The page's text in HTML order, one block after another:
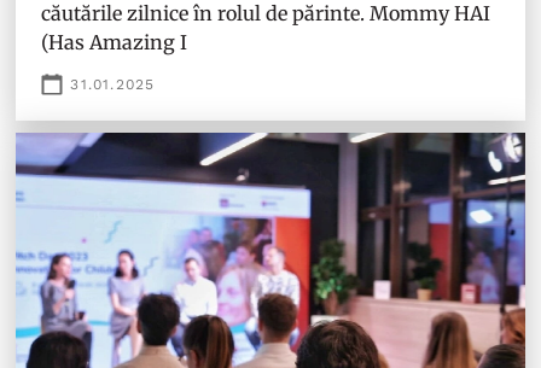
căutările zilnice în rolul de părinte. Mommy HAI
(Has Amazing I
31.01.2025